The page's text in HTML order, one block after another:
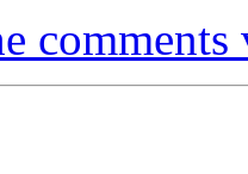
comments